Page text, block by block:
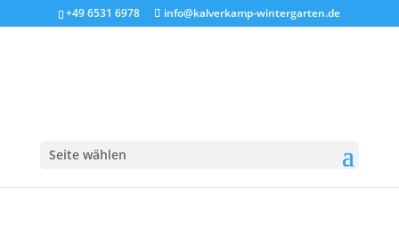
+49 6531 6978 info@kalverkamp-wintergarten.de
Seite wählen
Arbeitgeber